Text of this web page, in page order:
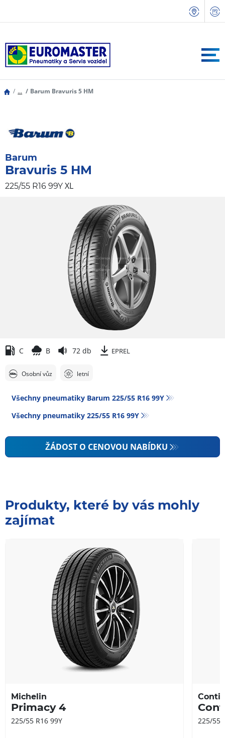
... Barum Bravuris 5 HM
Barum
Bravuris 5 HM
225/55 R16 99Y XL
C B 72 db EPREL
Osobní vůz letní
Všechny pneumatiky Barum 225/55 R16 99Y
Všechny pneumatiky‎ 225/55 R16 99Y
ŽÁDOST O CENOVOU NABÍDKU
Produkty, které by vás mohly
zajímat
Michelin
Primacy 4
225/55 R16 99Y 225/55